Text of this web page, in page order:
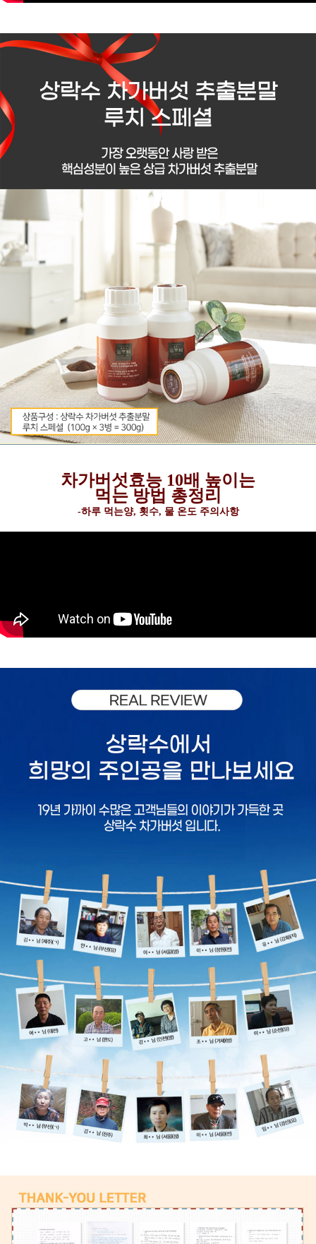
차가버섯효능 10배 높이는
먹는 방법 총정리
-하루 먹는양, 횟수, 물 온도 주의사항